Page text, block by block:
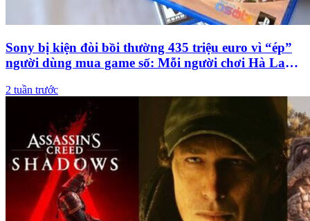
Sony bị kiện đòi bồi thường 435 triệu euro vì “ép”
người dùng mua game số: Mỗi người chơi Hà Lan
2 tuần trước